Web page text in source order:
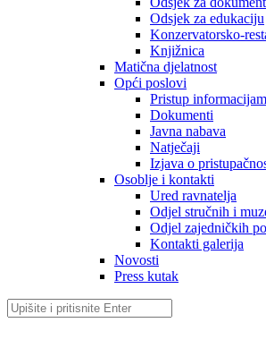
Odsjek za edukaciju
Konzervatorsko-
Knjižnica
Matična djelatnost
Opći poslovi
Pristup
Dokumenti
Javna nabava
Natječaji
Izjava o
Osoblje i kontakti
Ured ravnatelja
Odjel stručnih i
Odjel zajedničkih
Kontakti galerija
Novosti
Press kutak